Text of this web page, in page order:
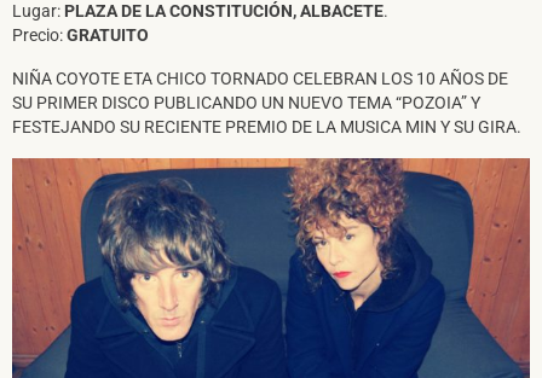
Lugar: PLAZA DE LA CONSTITUCIÓN, ALBACETE.
Precio:GRATUITO
NIÑA COYOTE ETA CHICO TORNADO CELEBRAN LOS 10 AÑOS DE
SU PRIMER DISCO PUBLICANDO UN NUEVO TEMA “POZOIA” Y
FESTEJANDO SU RECIENTE PREMIO DE LA MUSICA MIN Y SU GIRA.